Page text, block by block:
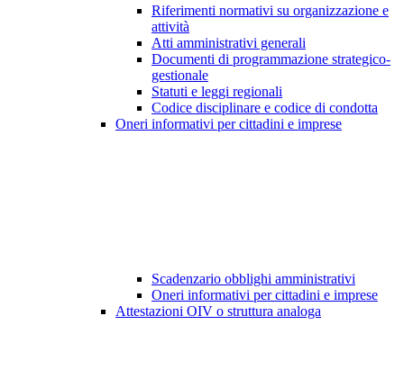
Riferimenti normativi su organizzazione e
attività
Atti amministrativi generali
Documenti di programmazione strategico-
gestionale
Statuti e leggi regionali
Codice disciplinare e codice di condotta
Oneri informativi per cittadini e imprese
Scadenzario obblighi amministrativi
Oneri informativi per cittadini e imprese
Attestazioni OIV o struttura analoga